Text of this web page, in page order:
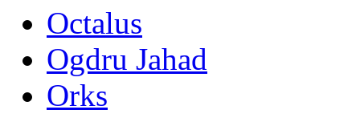
Octalus
Ogdru Jahad
Orks